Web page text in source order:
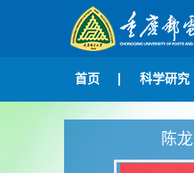
首页 科学研究
陈龙